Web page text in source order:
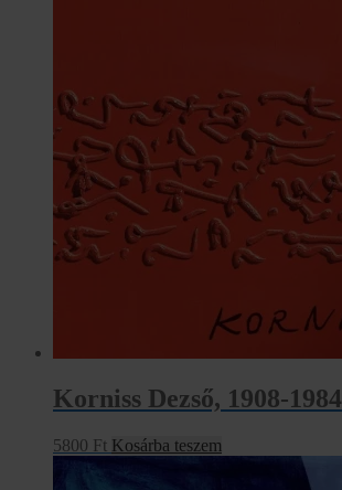
Korniss Dezső, 1908-1984
5800 Ft Kosárba teszem